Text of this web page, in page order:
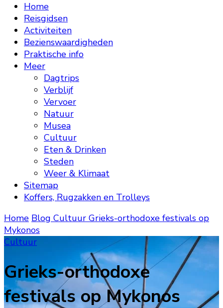
Home
Reisgidsen
Activiteiten
Bezienswaardigheden
Praktische info
Meer
Dagtrips
Verblijf
Vervoer
Natuur
Musea
Cultuur
Eten & Drinken
Steden
Weer & Klimaat
Sitemap
Koffers, Rugzakken en Trolleys
Home Blog Cultuur Grieks-orthodoxe festivals op
Mykonos
Cultuur
Grieks-orthodoxe
festivals op Mykonos